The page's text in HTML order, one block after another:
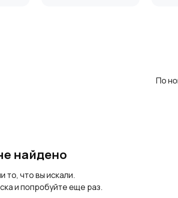
По
найдено
то, что вы искали.
и попробуйте еще раз.